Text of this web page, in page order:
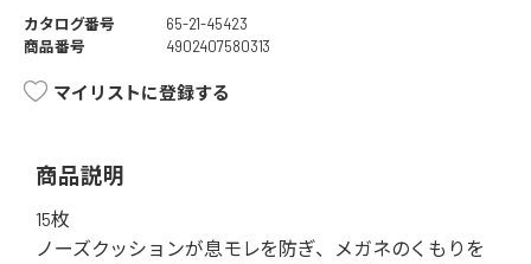
カタログ番号
65-21-45423
商品番号
4902407580313
マイリストに登録する
商品説明
15枚
ノーズクッションが息モレを防ぎ、メガネのくもりを